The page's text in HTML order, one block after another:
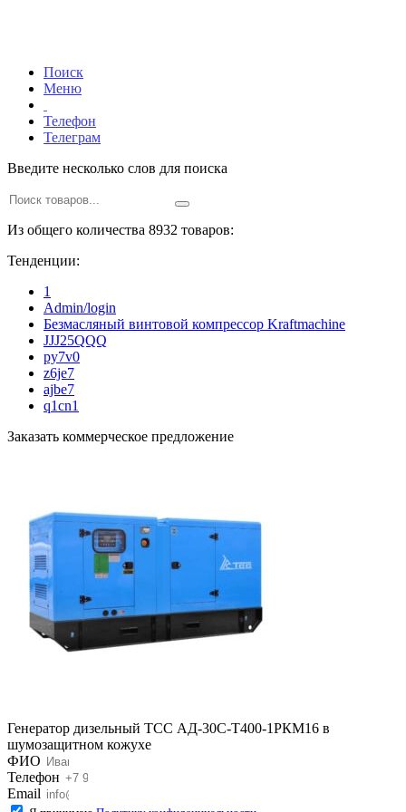
Поиск
Меню
Телефон
Телеграм
Введите несколько слов для поиска
Из общего количества 8932 товаров:
Тенденции:
1
Admin/login
Безмасляный винтовой компрессор Kraftmaсhine
JJJ25QQQ
py7v0
z6je7
ajbe7
q1cn1
Заказать коммерческое предложение
Генератор дизельный ТСС АД-30С-Т400-1РКМ16 в
шумозащитном кожухе
ФИО
Телефон
Email